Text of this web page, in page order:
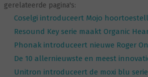
gerelateerde pagina's:
Coselgi introduceert Mojo
Resound Key serie maakt Organic
Phonak introduceert nieuwe Roger On
De 10 allernieuwste en meest
Unitron introduceert de moxi blu serie